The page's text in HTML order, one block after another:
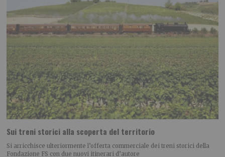
Sui treni storici alla scoperta del territorio
Si arricchisce ulteriormente l’offerta commerciale dei treni storici della
Fondazione FS con due nuovi itinerari d’autore